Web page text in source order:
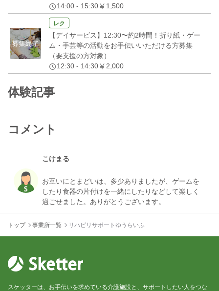
14:00 - 15:30
1,500
募集終了
レク
【デイサービス】12:30〜約2時間！折り紙・ゲー
ム・手芸等の活動をお手伝いいただける方募集
（要支援の方対象）
12:30 - 14:30
2,000
体験記事
コメント
こけまる
お互いにとまどいは、多少ありましたが、ゲームを
したり食器の片付けを一緒にしたりなどして楽しく
トップ 事業所一覧 リハビリサポートゆうらいふ
スケッターは、お手伝いを求めている介護施設と、サポートしたい人をつな